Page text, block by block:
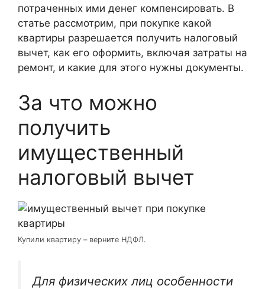
потраченных ими денег компенсировать. В
статье рассмотрим, при покупке какой
квартиры разрешается получить налоговый
вычет, как его оформить, включая затраты на
ремонт, и какие для этого нужны документы.
За что можно
получить
имущественный
налоговый вычет
Купили квартиру – верните НДФЛ.
Для физических лиц особенности